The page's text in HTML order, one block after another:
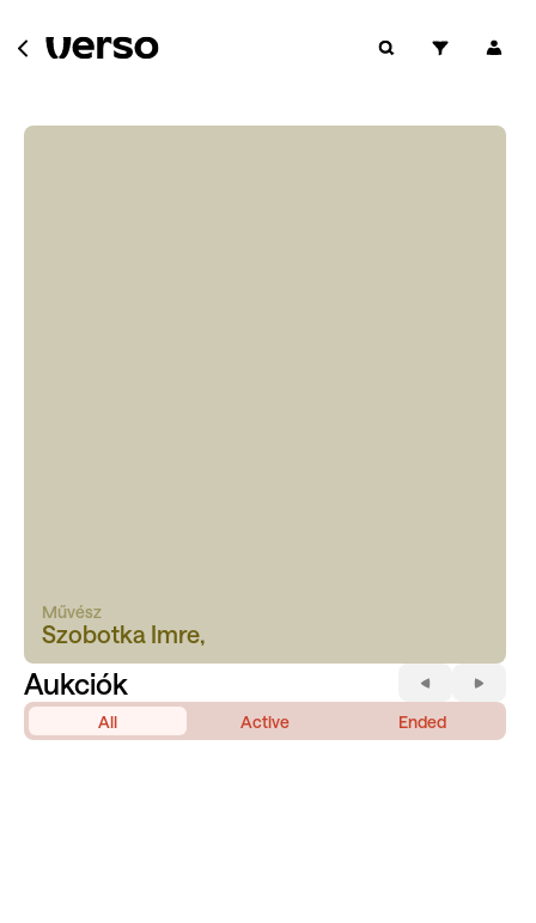
Művész
Szobotka Imre,
Aukciók
All Active Ended